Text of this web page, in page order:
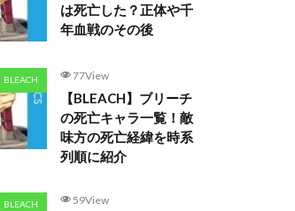
は死亡した？正体や千
年血戦のその後
BLEACH 77View
【BLEACH】ブリーチ
の死亡キャラ一覧！敵
味方の死亡経緯を時系
列順に紹介
BLEACH 59View